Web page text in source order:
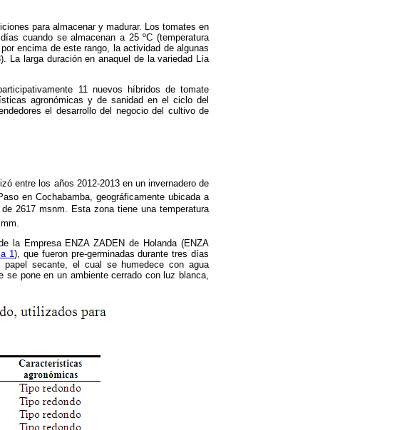
para almacenar y madurar. Los tomates en
cuando se almacenan a 25 ºC (temperatura
encima de este rango, la actividad de algunas
La larga duración en anaquel de la variedad Lía
11 nuevos híbridos de tomate
agronómicas y de sanidad en el ciclo del
el desarrollo del negocio del cultivo de
entre los años 2012-2013 en un invernadero de
en Cochabamba, geográficamente ubicada a
de 2617 msnm. Esta zona tiene una temperatura
la Empresa ENZA ZADEN de Holanda (ENZA
1), que fueron pre-germinadas durante tres días
secante, el cual se humedece con agua
pone en un ambiente cerrado con luz blanca,